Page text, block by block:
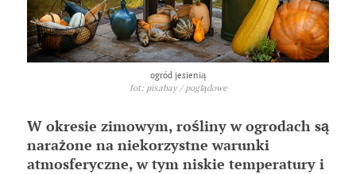
ogród jesienią
fot: pixabay / poglądowe
W okresie zimowym, rośliny w ogrodach są
narażone na niekorzystne warunki
atmosferyczne, w tym niskie temperatury i